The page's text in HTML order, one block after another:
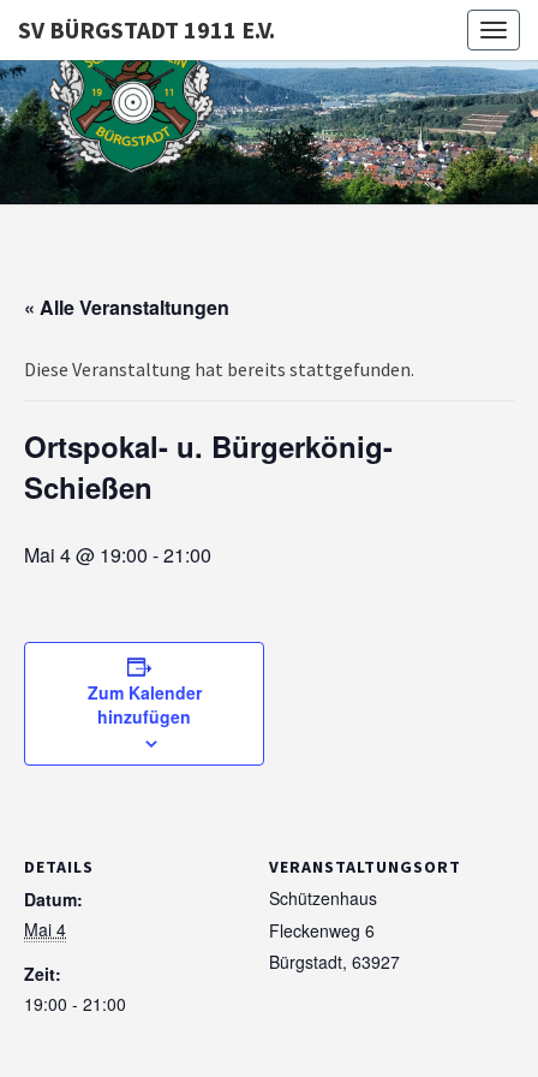
SV BÜRGSTADT 1911 E.V.
SV
1911
« Alle Veranstaltungen
Diese Veranstaltung hat bereits stattgefunden.
Ortspokal- u. Bürgerkönig-
Schießen
Mai 4 @ 19:00 -21:00
Zum Kalender
hinzufügen
DETAILS
Datum:
Mai 4
Zeit:
19:00 - 21:00
VERANSTALTUNGSORT
Schützenhaus
Fleckenweg 6
Bürgstadt, 63927